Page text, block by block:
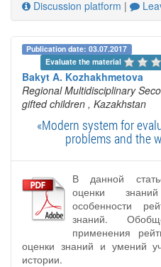
Discussion platform |
Publication date: 03.07.2017
Evaluate the material
Bakyt A. Kozhakhmetova
Regional Multidisciplinary
gifted children , Kazakhstan
«Modern system for
problems and the
В данной
оценки
особенности
знаний.
применения
оценки знаний и умений
истории.